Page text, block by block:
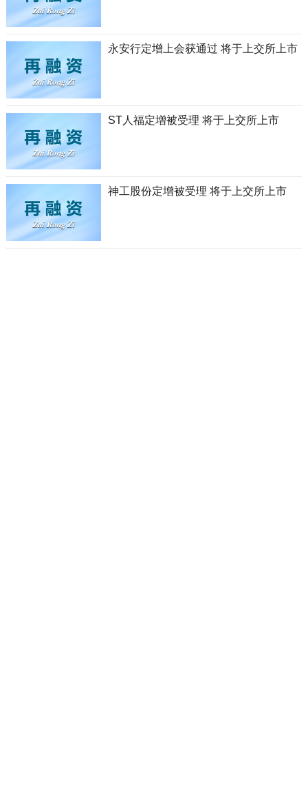
永安行定增上会获通过 将于上交所上市
ST人福定增被受理 将于上交所上市
神工股份定增被受理 将于上交所上市